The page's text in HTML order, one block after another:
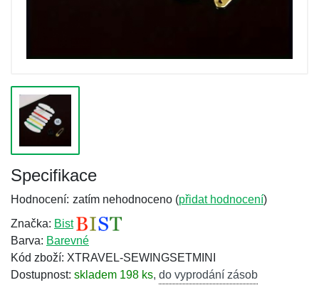
Specifikace
Hodnocení: zatím nehodnoceno (přidat hodnocení)
Značka: Bist
Barva: Barevné
Kód zboží: XTRAVEL-SEWINGSETMINI
Dostupnost: skladem 198 ks, do vyprodání zásob